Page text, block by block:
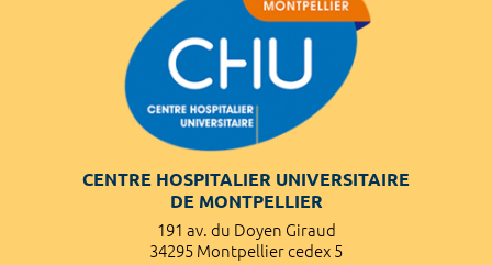
CENTRE HOSPITALIER UNIVERSITAIRE
DE MONTPELLIER
191 av. du Doyen Giraud
34295 Montpellier cedex 5